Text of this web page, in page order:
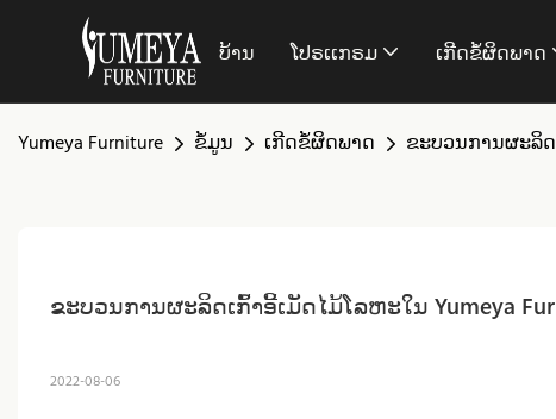
ບ້ານ ໂປຣເເກຣມ ເກີດຂໍ້ຜິດພາດ
Yumeya Furniture ຂໍ້ມູນ ເກີດຂໍ້ຜິດພາດ ຂະບວນການຜະລິດ
ຂະບວນການຜະລິດເກົ້າອີ້ເມັດໄມ້ໂລຫະໃນ Yumeya
2022-08-06